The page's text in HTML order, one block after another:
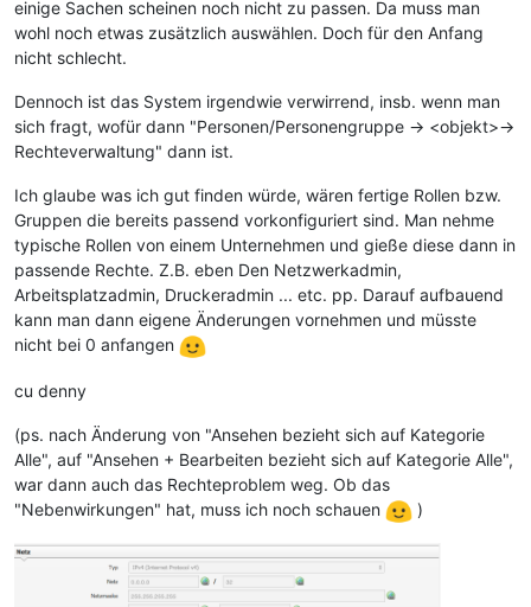
einige Sachen scheinen noch nicht zu passen. Da muss man
wohl noch etwas zusätzlich auswählen. Doch für den Anfang
nicht schlecht.
Dennoch ist das System irgendwie verwirrend, insb. wenn man
sich fragt, wofür dann "Personen/Personengruppe -> <objekt>->
Rechteverwaltung" dann ist.
Ich glaube was ich gut finden würde, wären fertige Rollen bzw.
Gruppen die bereits passend vorkonfiguriert sind. Man nehme
typische Rollen von einem Unternehmen und gieße diese dann in
passende Rechte. Z.B. eben Den Netzwerkadmin,
Arbeitsplatzadmin, Druckeradmin ... etc. pp. Darauf aufbauend
kann man dann eigene Änderungen vornehmen und müsste
nicht bei 0 anfangen
cu denny
(ps. nach Änderung von "Ansehen bezieht sich auf Kategorie
Alle", auf "Ansehen + Bearbeiten bezieht sich auf Kategorie Alle",
war dann auch das Rechteproblem weg. Ob das
"Nebenwirkungen" hat, muss ich noch schauen
)